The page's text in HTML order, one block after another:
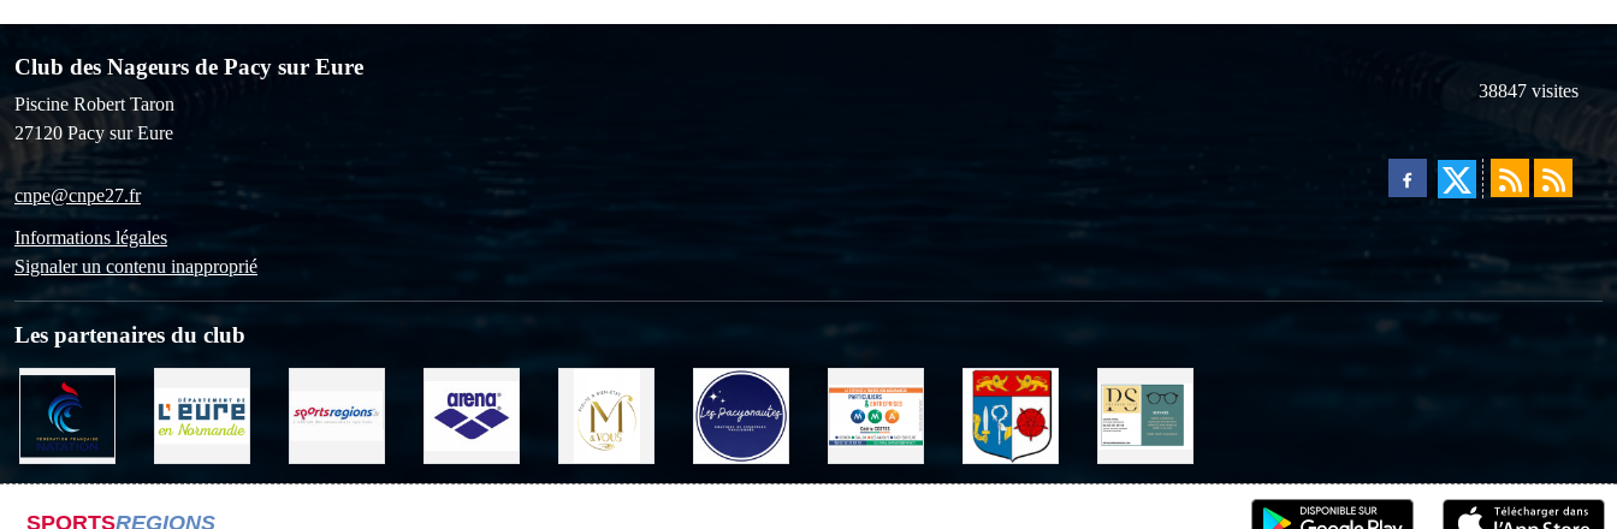
Club des Nageurs de Pacy sur Eure
Piscine Robert Taron
27120 Pacy sur Eure
cnpe@cnpe27.fr
Informations légales
Signaler un contenu inapproprié
38847 visites
Les partenaires du club
SPORTSREGIONS